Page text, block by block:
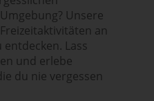
Unsere
an
Lass
und erlebe
du nie vergessen